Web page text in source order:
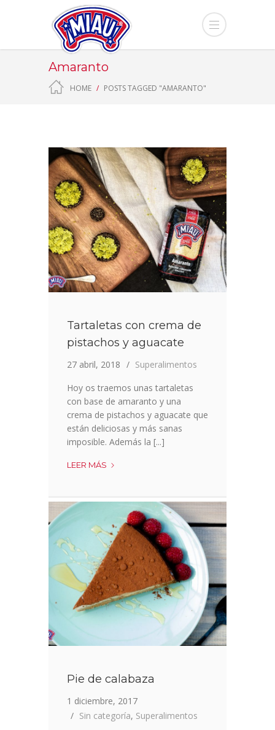
Amaranto
HOME POSTS TAGGED "AMARANTO"
Tartaletas con crema de
pistachos y aguacate
27 abril, 2018
Superalimentos
Hoy os traemos unas tartaletas
con base de amaranto y una
crema de pistachos y aguacate que
están deliciosas y más sanas
imposible. Además la [...]
LEER MÁS
DE
PISTACHOS
Y
AGUACATE
Pie de calabaza
1 diciembre, 2017
Sin categoría, Superalimentos